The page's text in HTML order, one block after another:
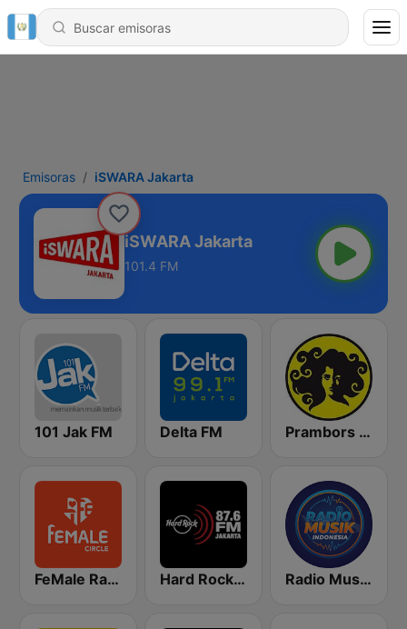
Emisoras iSWARA Jakarta
iSWARA Jakarta
101.4 FM
101 Jak FM Delta FM Prambors FM 102.2 Jakarta
FeMale Radio 97.9 FM Hard Rock FM 87.6 - Jakarta Radio Music Indonesia